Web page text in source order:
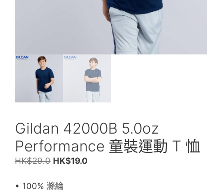
Gildan 42000B 5.0oz
Performance 童裝運動 T 恤
HK$29.0 原
價
HK$19.0
• 100% 滌綸